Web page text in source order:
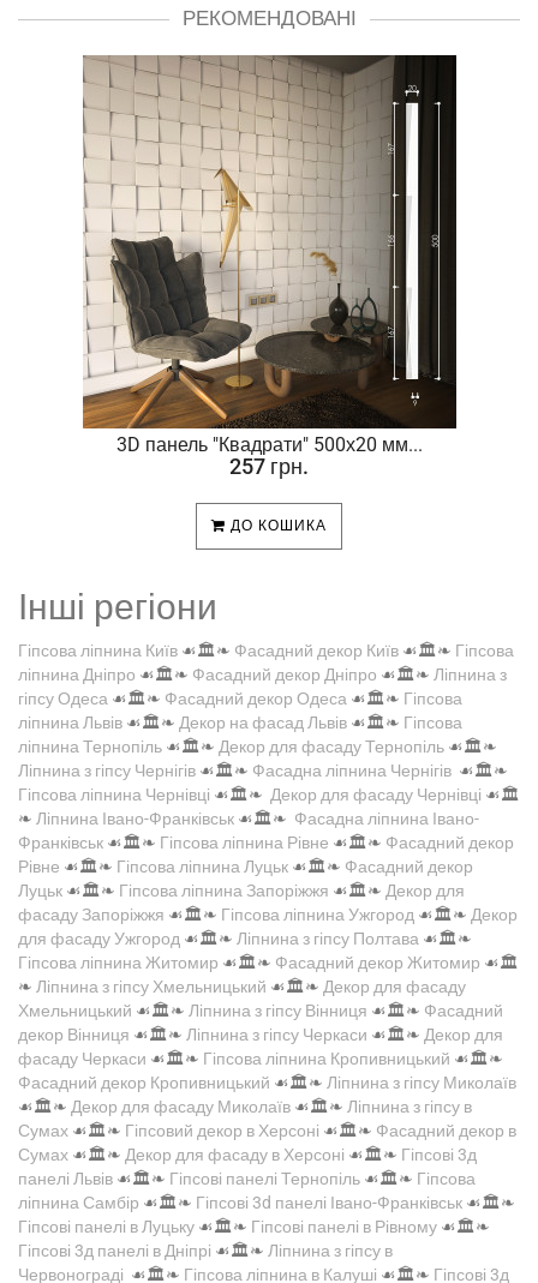
РЕКОМЕНДОВАНІ
3D панель "Квадрати" 500х20 мм...
257 грн.
ДО КОШИКА
Інші регіони
Гіпсова ліпнина Київ ☙🏛️❧ Фасадний декор Київ ☙🏛️❧ Гіпсова
ліпнина Дніпро ☙🏛️❧ Фасадний декор Дніпро ☙🏛️❧ Ліпнина з
гіпсу Одеса ☙🏛️❧ Фасадний декор Одеса ☙🏛️❧ Гіпсова
ліпнина Львів ☙🏛️❧ Декор на фасад Львів ☙🏛️❧ Гіпсова
ліпнина Тернопіль ☙🏛️❧ Декор для фасаду Тернопіль ☙🏛️❧
Ліпнина з гіпсу Чернігів ☙🏛️❧ Фасадна ліпнина Чернігів ☙🏛️❧
Гіпсова ліпнина Чернівці ☙🏛️❧ Декор для фасаду Чернівці ☙🏛️
❧ Ліпнина Івано-Франківськ ☙🏛️❧ Фасадна ліпнина Івано-
Франківськ ☙🏛️❧ Гіпсова ліпнина Рівне ☙🏛️❧ Фасадний декор
Рівне ☙🏛️❧ Гіпсова ліпнина Луцьк ☙🏛️❧ Фасадний декор
Луцьк ☙🏛️❧ Гіпсова ліпнина Запоріжжя ☙🏛️❧ Декор для
фасаду Запоріжжя ☙🏛️❧ Гіпсова ліпнина Ужгород ☙🏛️❧ Декор
для фасаду Ужгород ☙🏛️❧ Ліпнина з гіпсу Полтава ☙🏛️❧
Гіпсова ліпнина Житомир ☙🏛️❧ Фасадний декор Житомир ☙🏛️
❧ Ліпнина з гіпсу Хмельницький ☙🏛️❧ Декор для фасаду
Хмельницький ☙🏛️❧ Ліпнина з гіпсу Вінниця ☙🏛️❧ Фасадний
декор Вінниця ☙🏛️❧ Ліпнина з гіпсу Черкаси ☙🏛️❧ Декор для
фасаду Черкаси ☙🏛️❧ Гіпсова ліпнина Кропивницький ☙🏛️❧
Фасадний декор Кропивницький ☙🏛️❧ Ліпнина з гіпсу Миколаїв
☙🏛️❧ Декор для фасаду Миколаїв ☙🏛️❧ Ліпнина з гіпсу в
Сумах ☙🏛️❧ Гіпсовий декор в Херсоні ☙🏛️❧ Фасадний декор в
Сумах ☙🏛️❧ Декор для фасаду в Херсоні ☙🏛️❧ Гіпсові 3д
панелі Львів ☙🏛️❧ Гіпсові панелі Тернопіль ☙🏛️❧ Гіпсова
ліпнина Самбір ☙🏛️❧ Гіпсові 3d панелі Івано-Франківськ ☙🏛️❧
Гіпсові панелі в Луцьку ☙🏛️❧ Гіпсові панелі в Рівному ☙🏛️❧
Гіпсові 3д панелі в Дніпрі ☙🏛️❧ Ліпнина з гіпсу в
Червонограді ☙🏛️❧ Гіпсова ліпнина в Калуші ☙🏛️❧ Гіпсові 3д